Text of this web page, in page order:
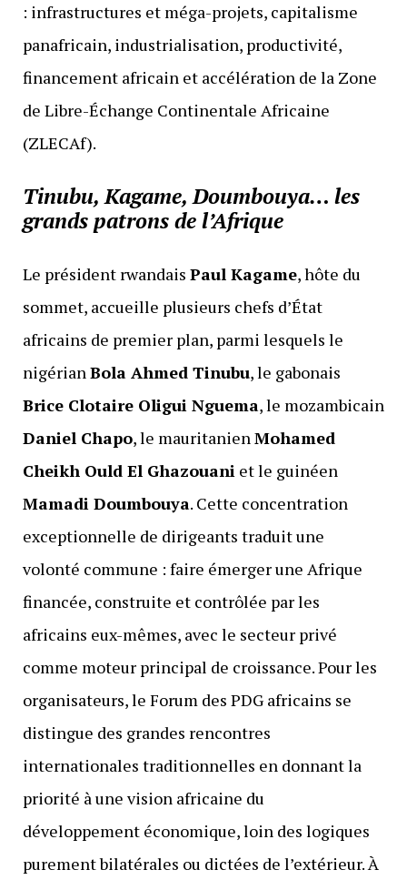
: infrastructures et méga-projets, capitalisme
panafricain, industrialisation, productivité,
financement africain et accélération de la Zone
de Libre-Échange Continentale Africaine
(ZLECAf).
Tinubu, Kagame, Doumbouya… les
grands patrons de l’Afrique
Le président rwandais Paul Kagame, hôte du
sommet, accueille plusieurs chefs d’État
africains de premier plan, parmi lesquels le
nigérianBola Ahmed Tinubu, le gabonais
Brice Clotaire Oligui Nguema, le mozambicain
Daniel Chapo, le mauritanienMohamed
Cheikh Ould El Ghazouaniet le guinéen
Mamadi Doumbouya. Cette concentration
exceptionnelle de dirigeants traduit une
volonté commune : faire émerger une Afrique
financée, construite et contrôlée par les
africains eux-mêmes, avec le secteur privé
comme moteur principal de croissance. Pour les
organisateurs, le Forum des PDG africains se
distingue des grandes rencontres
internationales traditionnelles en donnant la
priorité à une vision africaine du
développement économique, loin des logiques
purement bilatérales ou dictées de l’extérieur. À